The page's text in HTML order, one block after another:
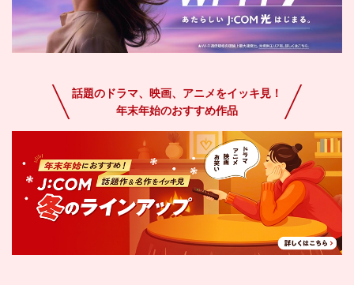
話題のドラマ、映画、アニメをイッキ見！
年末年始のおすすめ作品